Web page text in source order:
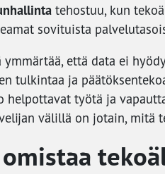
tehostuu, kun
sovituista
ymmärtää, että data ei
tulkintaa ja
helpottavat työtä ja
välillä on jotain, mitä